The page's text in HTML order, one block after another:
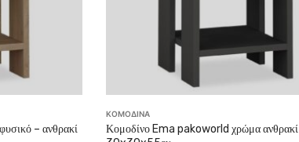
– ανθρακί
ΚΟΜΟΔΙΝΑ
Κομοδίνο Ema pakoworld χρώμα ανθρακί